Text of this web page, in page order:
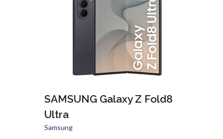
SAMSUNG Galaxy Z Fold8
Ultra
Samsung